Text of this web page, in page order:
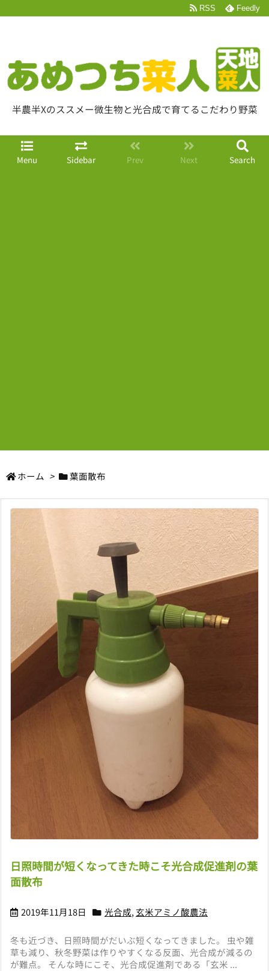
半農半Xのススメー微生物と光合成で育てるこだわり野菜
Menu Sidebar Prev Next Search
RSS Feedly
ホーム > 葉面散布
日照時間が短くなってきた時こそ光合成促進剤の葉
面散布
2019年11月18日 光合成,玄米アミノ酸農法
冬も近づき、日照時間がだいぶ短くなってきました。 虫や雑
草も減り、秋冬野菜は作りやすくなる反面、光合成が減るの
が難点。 そんな時にこそ、光合成促進剤である「玄米 ...